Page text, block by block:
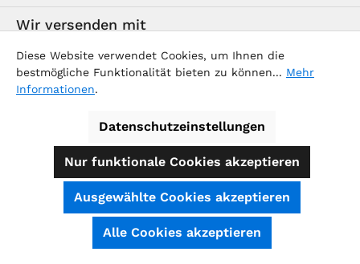
Wir versenden mit
Alle Preise inkl. gesetzl. Mehrwertsteuer zzgl.
Versandkostenund ggf. Nachnahmegebühren, wenn nicht
© 2026 - Alle Rechte vorbehalten.BVD Europe
Diese Website verwendet Cookies, um Ihnen die
bestmögliche Funktionalität bieten zu können... Mehr
Informationen.
Datenschutzeinstellungen
Nur funktionale Cookies akzeptieren
Ausgewählte Cookies akzeptieren
Alle Cookies akzeptieren
SEHR GUT (4.74 / 5)
Bewertungen bei: shopauskunft.de, ausgezeichnet.org, shopvote.de ⓘ
Informationen zur Echtheit der Bewertungen